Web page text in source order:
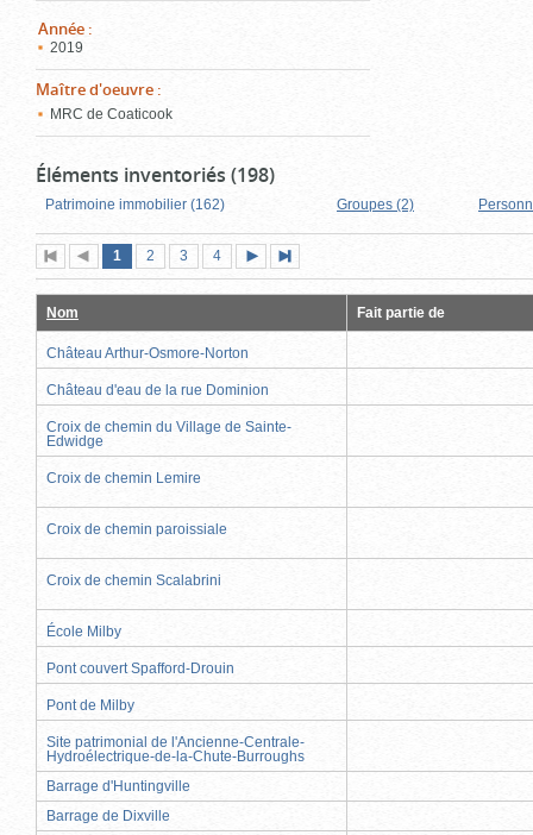
Année :
2019
Maître d'oeuvre :
MRC de Coaticook
Éléments inventoriés (198)
Patrimoine immobilier (162) Groupes (2)
Première
page
Page
précédente
Page
1 (page
actuelle)
Page
2 Page
3 Page
4
suivante
page
Nom Fait partie de
Château Arthur-Osmore-Norton
Château d'eau de la rue Dominion
Croix de chemin du Village de Sainte-
Edwidge
Croix de chemin Lemire
Croix de chemin paroissiale
Croix de chemin Scalabrini
École Milby
Pont couvert Spafford-Drouin
Pont de Milby
Site patrimonial de l'Ancienne-Centrale-
Hydroélectrique-de-la-Chute-Burroughs
Barrage d'Huntingville
Barrage de Dixville